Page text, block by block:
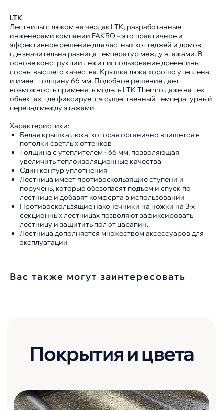
LTK
Лестницы с люком на чердак LTK, разработанные
инженерами компании FAKRO – это практичное и
эффективное решение для частных коттеджей и домов,
где значительна разница температур между этажами. В
основе конструкции лежит использование древесины
сосны высшего качества. Крышка люка хорошо утеплена
и имеет толщину 66 мм. Подобное решение дает
возможность применять модель LTK Thermo даже на тех
объектах, где фиксируется существенный температурный
перепад между этажами.
Характеристики:
Белая крышка люка, которая органично впишется в
потолки светлых оттенков
Толщина с утеплителем - 66 мм, позволяющая
увеличить теплоизоляционные качества
Один контур уплотнения
Лестница имеет противоскользящие ступени и
поручень, которые обезопасят подъём и спуск по
лестнице и добавят комфорта в использовании
Противоскользящие наконечники на ножки на 3-х
секционных лестницах позволяют зафиксировать
лестницу и защитить пол от царапин.
Лестница дополняется множеством аксессуаров для
эксплуатации
Вас также могут заинтересовать
Покрытия и цвета
Выбор покрытия для кровли и фасада
– это не только вопрос эстетики, но и
долговечности, защиты и
функциональности. Мы предлагаем
широкий ассортимент материалов,
которые доступные в различных
цветах и текстурах, что позволяет
создать уникальный облик вашего
дома.
элементов